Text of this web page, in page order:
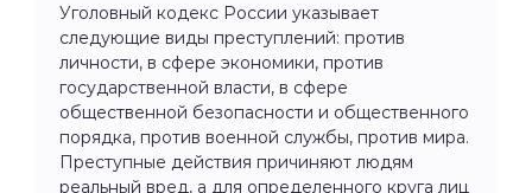
Уголовный кодекс России указывает
следующие виды преступлений: против
личности, в сфере экономики, против
государственной власти, в сфере
общественной безопасности и общественного
порядка, против военной службы, против мира.
Преступные действия причиняют людям
реальный вред, а для определенного круга лиц